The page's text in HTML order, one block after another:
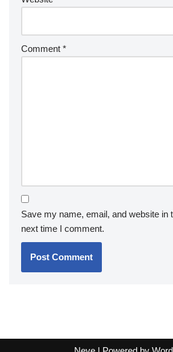
Comment *
Save my name, email, and website in
next time I comment.